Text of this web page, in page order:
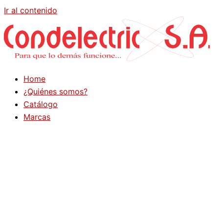
Ir al contenido
Home
¿Quiénes somos?
Catálogo
Marcas